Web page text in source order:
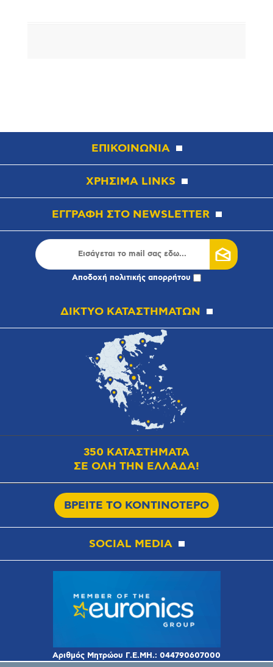
ΕΠΙΚΟΙΝΩΝΙΑ
ΧΡΗΣΙΜΑ LINKS
ΕΓΓΡΑΦΗ ΣΤΟ NEWSLETTER
Αποδοχή πολιτικής απορρήτου
ΔΙΚΤΥΟ ΚΑΤΑΣΤΗΜΑΤΩΝ
350 ΚΑΤΑΣΤΗΜΑΤΑ
ΣΕ ΟΛΗ ΤΗΝ ΕΛΛΑΔΑ!
ΒΡΕΙΤΕ ΤΟ ΚΟΝΤΙΝΟΤΕΡΟ
SOCIAL MEDIA